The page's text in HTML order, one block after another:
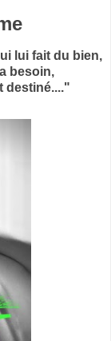
lui fait du bien,
besoin,
destiné...."